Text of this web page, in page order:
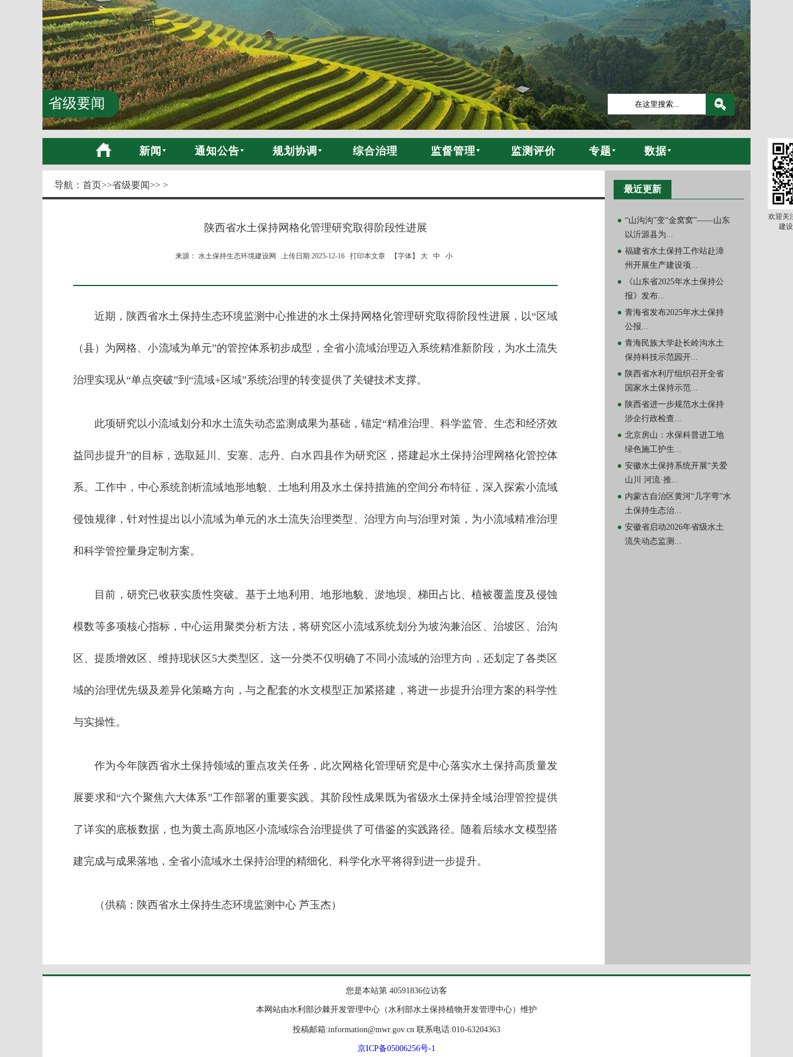
省级要闻
新闻 通知公告 规划协调 综合治理 监督管理 监测评价 专题 数据
导航： 首页>>省级要闻>> >
陕西省水土保持网格化管理研究取得阶段性进展
来源： 水土保持生态环境建设网 上传日期:2025-12-16 打印本文章 【字体】 大 中 小
近期，陕西省水土保持生态环境监测中心推进的水土保持网格化管理研究取得阶段性进展，以“区域
（县）为网格、小流域为单元”的管控体系初步成型，全省小流域治理迈入系统精准新阶段，为水土流失
治理实现从“单点突破”到“流域+区域”系统治理的转变提供了关键技术支撑。
此项研究以小流域划分和水土流失动态监测成果为基础，锚定“精准治理、科学监管、生态和经济效
益同步提升”的目标，选取延川、安塞、志丹、白水四县作为研究区，搭建起水土保持治理网格化管控体
系。工作中，中心系统剖析流域地形地貌、土地利用及水土保持措施的空间分布特征，深入探索小流域
侵蚀规律，针对性提出以小流域为单元的水土流失治理类型、治理方向与治理对策，为小流域精准治理
和科学管控量身定制方案。
目前，研究已收获实质性突破。基于土地利用、地形地貌、淤地坝、梯田占比、植被覆盖度及侵蚀
模数等多项核心指标，中心运用聚类分析方法，将研究区小流域系统划分为坡沟兼治区、治坡区、治沟
区、提质增效区、维持现状区5大类型区。这一分类不仅明确了不同小流域的治理方向，还划定了各类区
域的治理优先级及差异化策略方向，与之配套的水文模型正加紧搭建，将进一步提升治理方案的科学性
与实操性。
作为今年陕西省水土保持领域的重点攻关任务，此次网格化管理研究是中心落实水土保持高质量发
展要求和“六个聚焦六大体系”工作部署的重要实践。其阶段性成果既为省级水土保持全域治理管控提供
了详实的底板数据，也为黄土高原地区小流域综合治理提供了可借鉴的实践路径。随着后续水文模型搭
建完成与成果落地，全省小流域水土保持治理的精细化、科学化水平将得到进一步提升。
（供稿：陕西省水土保持生态环境监测中心 芦玉杰）
最近更新
“山沟沟”变“金窝窝”——山东
以沂源县为...
福建省水土保持工作站赴漳
州开展生产建设项...
《山东省2025年水土保持公
报》发布...
青海省发布2025年水土保持
公报...
青海民族大学赴长岭沟水土
保持科技示范园开...
陕西省水利厅组织召开全省
国家水土保持示范...
陕西省进一步规范水土保持
涉企行政检查...
北京房山：水保科普进工地
绿色施工护生...
安徽水土保持系统开展“关爱
山川 河流·推...
内蒙古自治区黄河“几字弯”水
土保持生态治...
安徽省启动2026年省级水土
流失动态监测...
您是本站第 40591836位访客
本网站由水利部沙棘开发管理中心（水利部水土保持植物开发管理中心）维护
投稿邮箱:information@mwr.gov.cn 联系电话:010-63204363
京ICP备05006256号-1
欢迎关
建